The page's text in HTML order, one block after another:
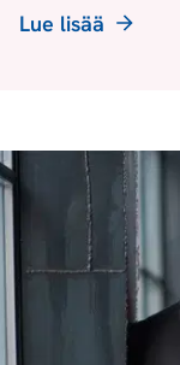
Lue lisää